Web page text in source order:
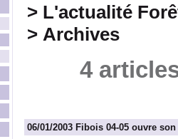
> L'actualité
> Archives
4
06/01/2003 Fibois 04-05 ouvre